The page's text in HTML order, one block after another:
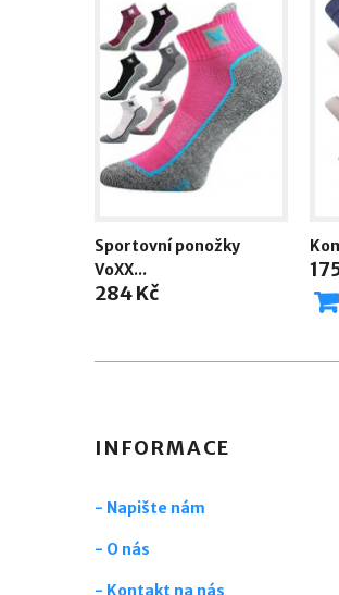
Sportovní ponožky
VoXX...
284 Kč
INFORMACE
- Napište nám
- O nás
- Kontakt na nás